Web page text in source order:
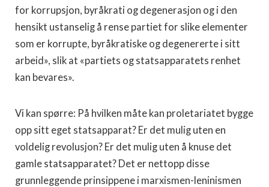
for korrupsjon, byråkrati og degenerasjon og i den
hensikt ustanselig å rense partiet for slike elementer
som er korrupte, byråkratiske og degenererte i sitt
arbeid», slik at «partiets og statsapparatets renhet
kan bevares».
Vi kan spørre: På hvilken måte kan proletariatet bygge
opp sitt eget statsapparat? Er det mulig uten en
voldelig revolusjon? Er det mulig uten å knuse det
gamle statsapparatet? Det er nettopp disse
grunnleggende prinsippene i marxismen-leninismen